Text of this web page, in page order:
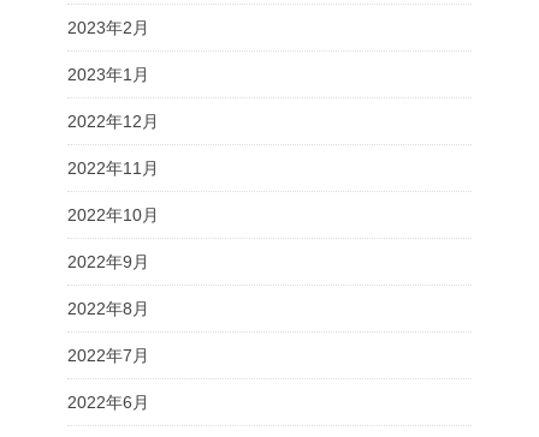
2023年2月
2023年1月
2022年12月
2022年11月
2022年10月
2022年9月
2022年8月
2022年7月
2022年6月